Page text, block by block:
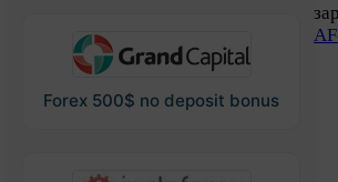
Forex 500$ no deposit bonus